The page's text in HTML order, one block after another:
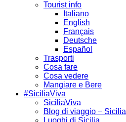
Tourist info
Italiano
English
Français
Deutsche
Español
Trasporti
Cosa fare
Cosa vedere
Mangiare e Bere
#SiciliaViva
SiciliaViva
Blog di viaggio – Sicilia
Luoghi di Sicilia